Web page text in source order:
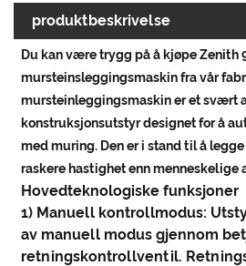
produktbeskrivelse
Du kan være trygg på å kjøpe Zenith
mursteinsleggingsmaskin fra vår
mursteinleggingsmaskin er et svært
konstruksjonsutstyr designet for å
med muring. Den er i stand til å
raskere hastighet enn menneskelige
Hovedteknologiske funksjoner
1) Manuell kontrollmodus:
av manuell modus gjennom
retningskontrollventil.